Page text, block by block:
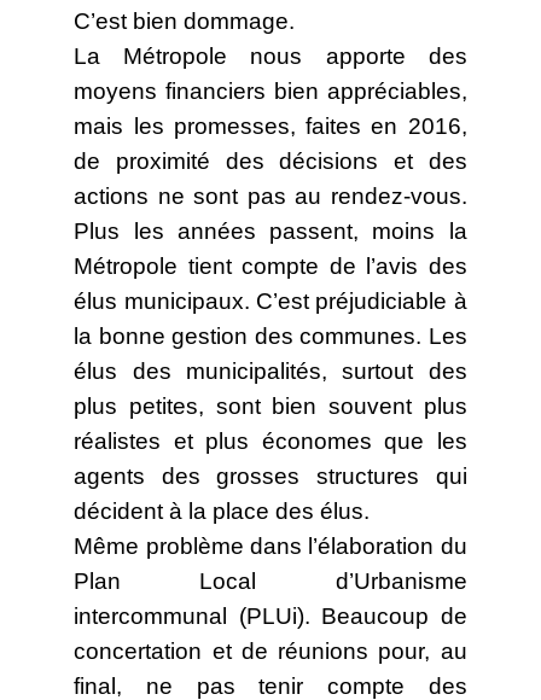
C’est bien dommage.
La Métropole nous apporte des
moyens financiers bien appréciables,
mais les promesses, faites en 2016,
de proximité des décisions et des
actions ne sont pas au rendez-vous.
Plus les années passent, moins la
Métropole tient compte de l’avis des
élus municipaux. C’est préjudiciable à
la bonne gestion des communes. Les
élus des municipalités, surtout des
plus petites, sont bien souvent plus
réalistes et plus économes que les
agents des grosses structures qui
décident à la place des élus.
Même problème dans l’élaboration du
Plan Local d’Urbanisme
intercommunal (PLUi). Beaucoup de
concertation et de réunions pour, au
final, ne pas tenir compte des